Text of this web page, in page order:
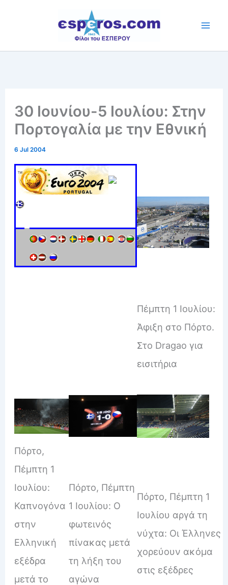
30 Ιουνίου-5 Ιουλίου: Στην
Πορτογαλία με την Εθνική
6 Jul 2004
Πέμπτη 1 Ιουλίου:
Άφιξη στο Πόρτο.
Στο Dragao για
εισιτήρια
Πόρτο,
Πέμπτη 1
Ιουλίου:
Καπνογόνα
στην
Ελληνική
εξέδρα
μετά το
Πόρτο, Πέμπτη
1 Ιουλίου: Ο
φωτεινός
πίνακας μετά
τη λήξη του
αγώνα
Πόρτο, Πέμπτη 1
Ιουλίου αργά τη
νύχτα: Οι Έλληνες
χορεύουν ακόμα
στις εξέδρες